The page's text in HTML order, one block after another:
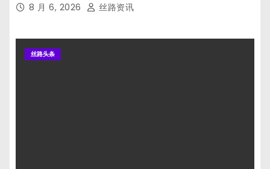
8 月 6, 2026 丝路资讯
丝路头条